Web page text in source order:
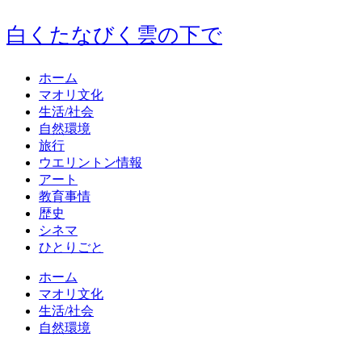
白くたなびく雲の下で
ホーム
マオリ文化
生活/社会
自然環境
旅行
ウエリントン情報
アート
教育事情
歴史
シネマ
ひとりごと
ホーム
マオリ文化
生活/社会
自然環境